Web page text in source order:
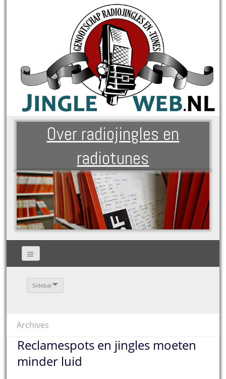
Over radiojingles en
radiotunes
Sidebar
Archives
Reclamespots en jingles moeten
minder luid